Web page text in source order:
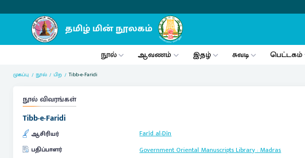
நூல் ஆவணம் இதழ் சுவடி பெட்டகம்
முகப்பு நூல் பிற Tibb-e-Faridi
நூல் விவரங்கள்
Tibb-e-Faridi
ஆசிரியர்
Farīd al-Dīn
பதிப்பாளர்
Government Oriental Manuscripts Library:Madras